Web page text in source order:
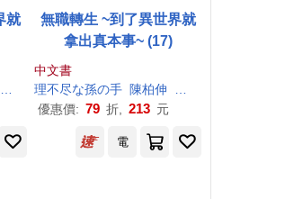
就
シロタカ
無職轉生 ~到了異世界就
拿出真本事~ (17)
中文書
理不尽な孫の手 陳柏伸
優惠價: 79 折, 213 元
電